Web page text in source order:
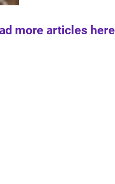
more articles here